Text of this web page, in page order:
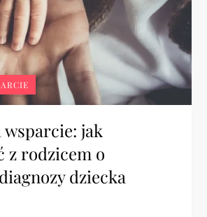
wsparcie: jak
z rodzicem o
dziecka